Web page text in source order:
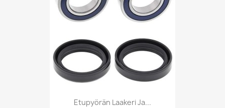
Etupyörän Laakeri Ja...